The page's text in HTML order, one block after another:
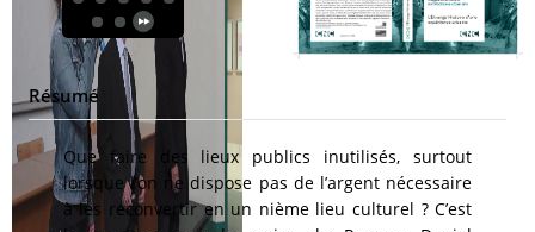
Résumé
Que faire des lieux publics inutilisés, surtout
lorsque l’on ne dispose pas de l’argent nécessaire
à les reconvertir en un nième lieu culturel ? C’est